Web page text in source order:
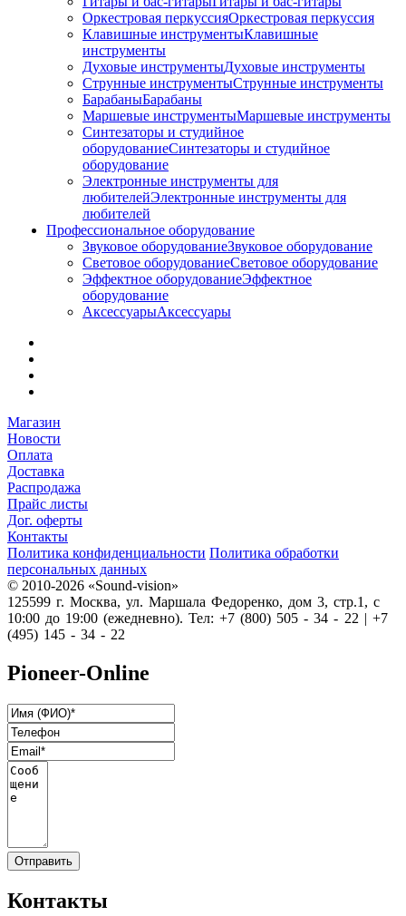
Оркестровая перкуссияОркестровая перкуссия
Клавишные инструментыКлавишные
инструменты
Духовые инструментыДуховые инструменты
Струнные инструментыСтрунные инструменты
БарабаныБарабаны
Маршевые инструментыМаршевые инструменты
Синтезаторы и студийное
оборудованиеСинтезаторы и студийное
оборудование
Электронные инструменты для
любителейЭлектронные инструменты для
любителей
Профессиональное оборудование
Звуковое оборудованиеЗвуковое оборудование
Световое оборудованиеСветовое оборудование
Эффектное оборудованиеЭффектное
оборудование
АксессуарыАксессуары
Магазин
Новости
Оплата
Доставка
Распродажа
Прайс листы
Дог. оферты
Контакты
Политика конфиденциальности Политика обработки
персональных данных
© 2010-2026 «Sound-vision»
125599 г. Москва, ул. Маршала Федоренко, дом 3, стр.1, с
10:00 до 19:00 (ежедневно). Тел: +7 (800) 505 - 34 - 22 | +7
(495) 145 - 34 - 22
Pioneer-Online
Контакты